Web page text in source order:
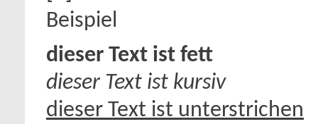
Beispiel
dieser Text ist fett
dieser Text ist kursiv
dieser Text ist unterstrichen